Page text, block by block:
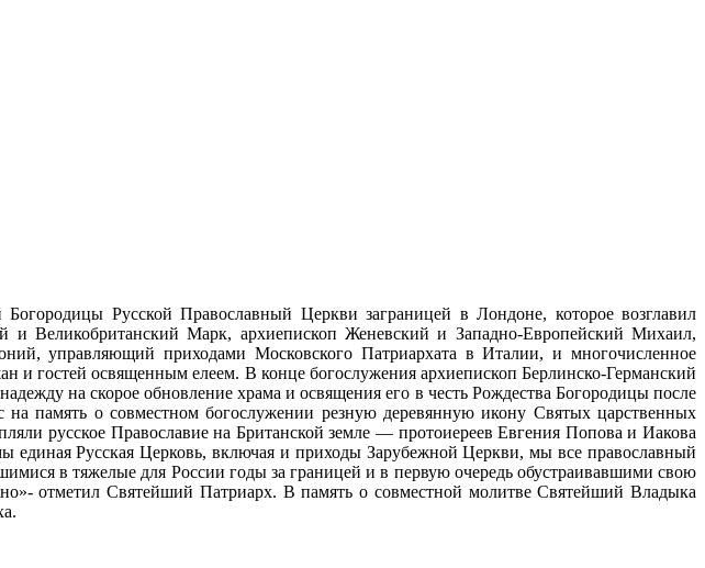
Русской Православный Церкви заграницей в Лондоне, которое возглавил
Великобританский Марк, архиепископ Женевский и Западно-Европейский Михаил,
управляющий приходами Московского Патриархата в Италии, и многочисленное
и гостей освященным елеем. В конце богослужения архиепископ Берлинско-Германский
на скорое обновление храма и освящения его в честь Рождества Богородицы после
память о совместном богослужении резную деревянную икону Святых царственных
русское Православие на Британской земле — протоиереев Евгения Попова и Иакова
единая Русская Церковь, включая и приходы Зарубежной Церкви, мы все православный
в тяжелые для России годы за границей и в первую очередь обустраивавшими свою
отметил Святейший Патриарх. В память о совместной молитве Святейший Владыка